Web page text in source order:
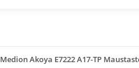
Medion Akoya E7222 A17-TP